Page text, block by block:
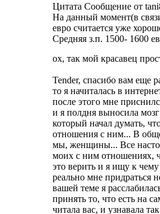
Цитата Сообщение от
На данный момент(в
евро считается уже
Средняя з.п. 1500- 1600
ох, так мой красавец
Tender, спасибо вам еще
то я начиталась в
после этого мне
и я полдня выносила
который начал думать,
отношения с ним... В
мы, женщины... Все
моих с ним отношениях,
это верить и я ищу к
реально мне придраться
вашей теме я
принять то, что есть на
читала вас, и узнавала